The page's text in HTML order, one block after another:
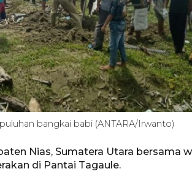
bangkai babi (ANTARA/Irwanto)
Nias, Sumatera Utara bersama
di Pantai Tagaule.